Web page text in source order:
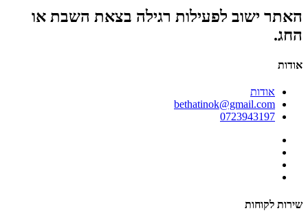
האתר ישוב לפעילות רגילה בצאת השבת או
החג.
אודות
אודות
bethatinok@gmail.com
0723943197
שירות לקוחות